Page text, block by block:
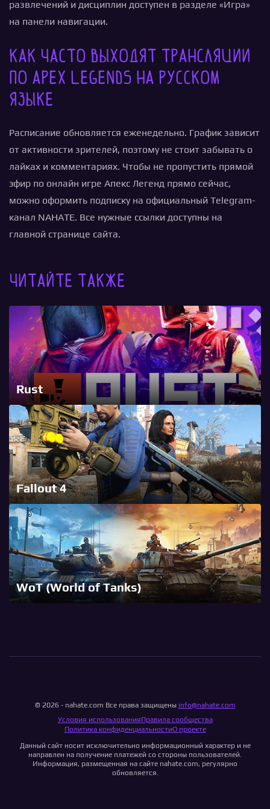
развлечений и дисциплин доступен в разделе «Игра»
на панели навигации.
Как часто выходят трансляции
по Apex Legends на русском
языке
Расписание обновляется еженедельно. График зависит
от активности зрителей, поэтому не стоит забывать о
лайках и комментариях. Чтобы не пропустить прямой
эфир по онлайн игре Апекс Легенд прямо сейчас,
можно оформить подписку на официальный Telegram-
канал NAHATE. Все нужные ссылки доступны на
главной странице сайта.
Читайте также
Rust
Fallout 4
WoT (World of Tanks)
© 2026 - nahate.com Все права защищены info@nahate.com
Условия использованияПравила сообщества
Политика конфиденциальностиО проекте
Данный сайт носит исключительно информационный характер и не
направлен на получение платежей со стороны пользователей.
Информация, размещенная на сайте nahate.com, регулярно
обновляется.